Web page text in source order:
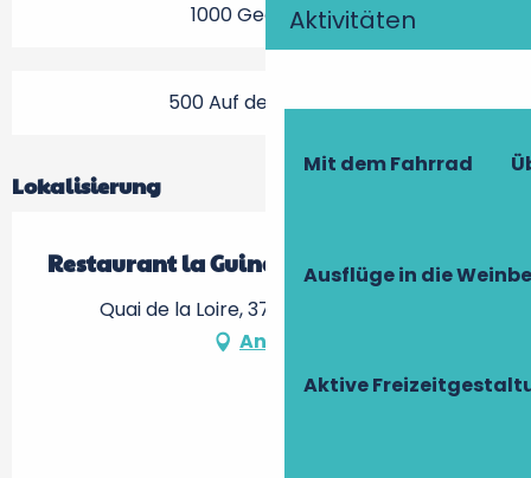
Aktivitäten
Mit dem Fahrrad
Ausflüge in die
Aktive
1000 Gedeck(e)
500 Auf der Terrasse
Lokalisierung
Restaurant la Guinguette de Lulu parc
Quai de la Loire, 37210 Rochecorbon
Anfahrt